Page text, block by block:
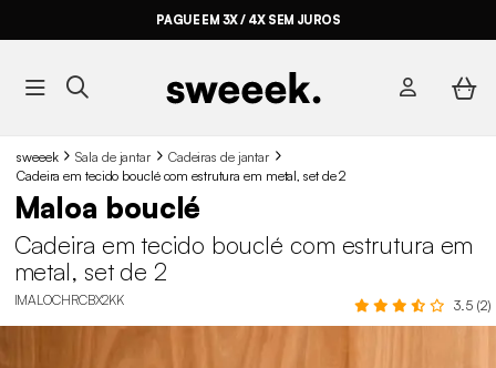
PAGUE EM 3X / 4X SEM JUROS
sweeek Sala de jantar
Cadeiras de jantar
Cadeira em tecido bouclé com estrutura em metal, set de 2
Maloa bouclé
Cadeira em tecido bouclé com estrutura em
metal, set de 2
IMALOCHRCBX2KK 3.5 (2)